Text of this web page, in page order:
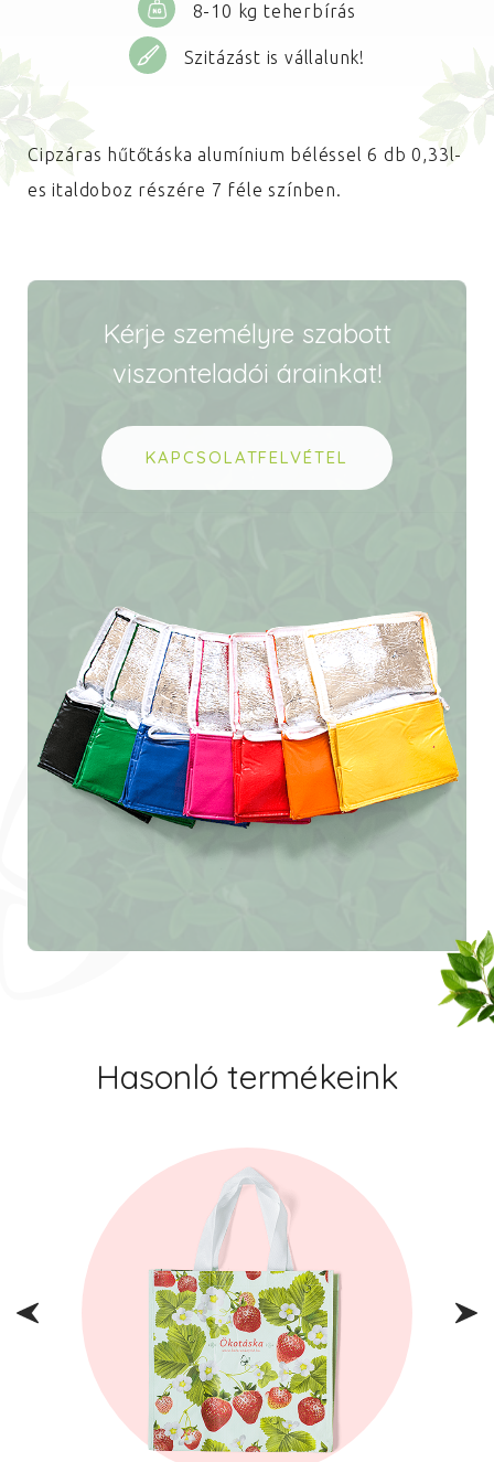
8-10 kg teherbírás
Szitázást is vállalunk!
Cipzáras hűtőtáska alumínium béléssel 6 db 0,33l-
es italdoboz részére 7 féle színben.
Kérje személyre szabott
viszonteladói árainkat!
KAPCSOLATFELVÉTEL
Hasonló termékeink